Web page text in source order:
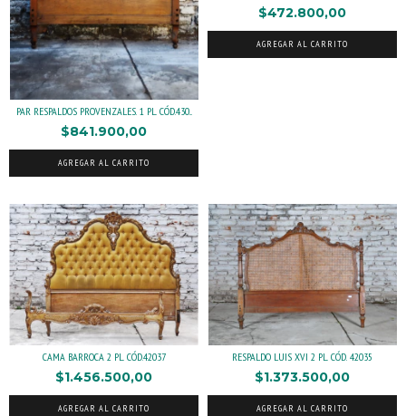
PAR RESPALDOS PROVENZALES. 1 PL. CÓD.430...
$841.900,00
AGREGAR AL CARRITO
$472.800,00
AGREGAR AL CARRITO
CAMA BARROCA 2 PL. CÓD.42037
$1.456.500,00
AGREGAR AL CARRITO
RESPALDO LUIS XVI 2 PL. CÓD. 42035
$1.373.500,00
AGREGAR AL CARRITO